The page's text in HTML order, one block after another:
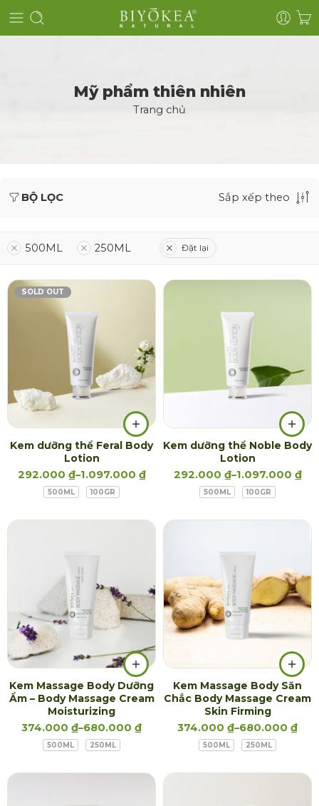
Mỹ phẩm thiên nhiên
Trang chủ
BỘ LỌC Sắp xếp theo
500ML 250ML Đặt lại
SOLD OUT
Kem dưỡng thể Feral Body
Lotion
292.000 ₫–1.097.000 ₫
500ML 100GR
Kem dưỡng thể Noble Body
Lotion
292.000 ₫–1.097.000 ₫
500ML 100GR
Kem Massage Body Dưỡng
Ẩm – Body Massage Cream
Moisturizing
374.000 ₫–680.000 ₫
500ML 250ML
Kem Massage Body Săn
Chắc Body Massage Cream
Skin Firming
374.000 ₫–680.000 ₫
500ML 250ML